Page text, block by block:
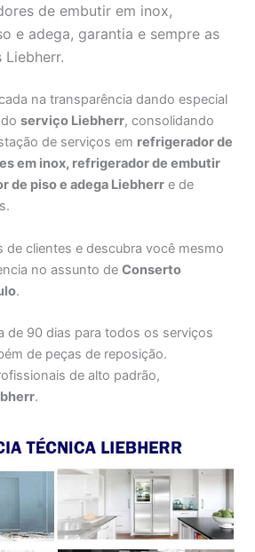
de embutir em inox,
e adega, garantia e sempre as
Liebherr.
na transparência dando especial
doserviço Liebherr, consolidando
de serviços em refrigerador de
em inox, refrigerador de embutir
de piso e adega Liebherr e de
de clientes e descubra você mesmo
no assunto deConserto
.
de 90 dias para todos os serviços
de peças de reposição.
de alto padrão,
.